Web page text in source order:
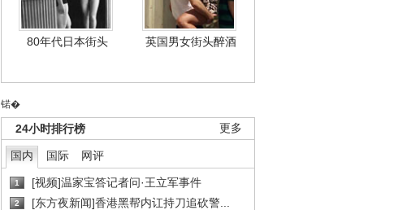
80年代日本街头 英国男女街头醉酒
锘�
更多
24小时排行榜
国内 国际 网评
1 [视频]温家宝答记者问·王立军事件
2 [东方夜新闻]香港黑帮内讧持刀追砍警...